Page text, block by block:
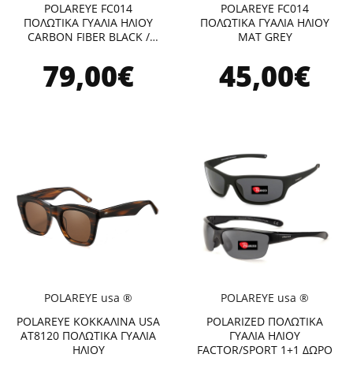
POLAREYE FC014
ΠΟΛΩΤΙΚΑ ΓΥΑΛΙΑ ΗΛΙΟΥ
CARBON FIBER BLACK /
79,00€
POLAREYE FC014
ΠΟΛΩΤΙΚΑ ΓΥΑΛΙΑ ΗΛΙΟΥ
MAT GREY
45,00€
POLAREYE usa ®
POLAREYE ΚΟΚΚΑΛΙΝΑ USA
ΑΤ8120 ΠΟΛΩΤΙΚΑ ΓΥΑΛΙΑ
ΗΛΙΟΥ
POLAREYE usa ®
POLARIZED ΠΟΛΩΤΙΚΑ
ΓΥΑΛΙΑ ΗΛΙΟΥ
FACTOR/SPORT 1+1 ΔΩΡΟ